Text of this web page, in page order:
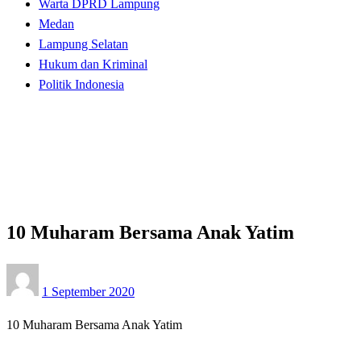
Warta DPRD Lampung
Medan
Lampung Selatan
Hukum dan Kriminal
Politik Indonesia
10 Muharam Bersama Anak Yatim
on
1 September 2020
10 Muharam Bersama Anak Yatim